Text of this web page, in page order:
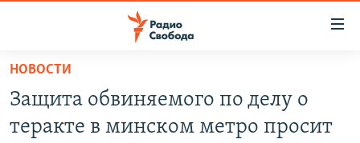
упрощенного
доступа
ПОДКАСТЫ
НОВОСТИ
Защита обвиняемого по делу о
теракте в минском метро просит